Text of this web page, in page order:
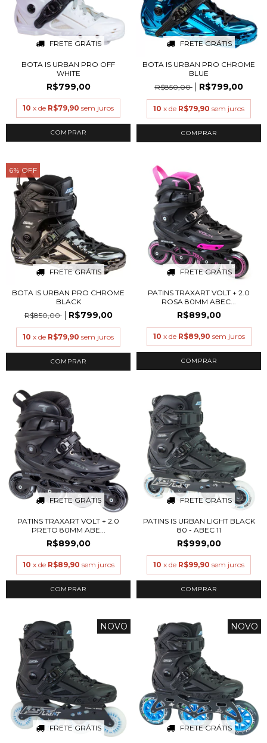
FRETE GRÁTIS
BOTA IS URBAN PRO OFF
WHITE
R$799,00
10 x de R$79,90 sem juros
COMPRAR
FRETE GRÁTIS
BOTA IS URBAN PRO CHROME
BLUE
R$850,00
R$799,00
10 x de R$79,90 sem juros
COMPRAR
6% OFF
FRETE GRÁTIS
BOTA IS URBAN PRO CHROME
BLACK
R$850,00
R$799,00
10 x de R$79,90 sem juros
COMPRAR
FRETE GRÁTIS
PATINS TRAXART VOLT + 2.0
ROSA 80MM ABEC...
R$899,00
10 x de R$89,90 sem juros
COMPRAR
FRETE GRÁTIS
PATINS TRAXART VOLT + 2.0
PRETO 80MM ABE...
R$899,00
10 x de R$89,90 sem juros
COMPRAR
FRETE GRÁTIS
PATINS IS URBAN LIGHT BLACK
80 - ABEC 11
R$999,00
10 x de R$99,90 sem juros
COMPRAR
FRETE GRÁTIS
NOVO
FRETE GRÁTIS
NOVO